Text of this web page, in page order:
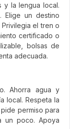
y la lengua local.
Elige un destino
el tren o
certificado o
bolsas de
adecuada.
Ahorra agua y
local. Respeta la
permiso para
un poco. Apoya